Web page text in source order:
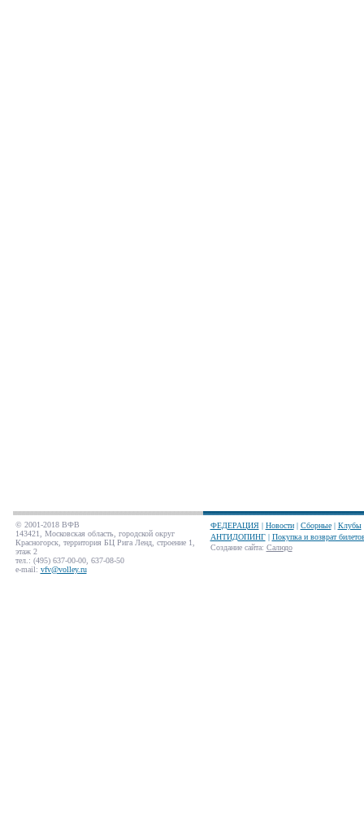
© 2001-2018 ВФВ
143421, Московская область, городской округ
Красногорск, территория БЦ Рига Ленд, строение 1,
этаж 2
тел.: (495) 637-00-00, 637-08-50
e-mail: vfv@volley.ru
ФЕДЕРАЦИЯ| Новости| Сборные| Клубы
АНТИДОПИНГ| Покупка и возврат
Создание сайта: Салюдо